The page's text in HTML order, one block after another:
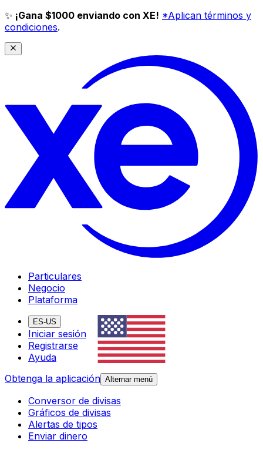
✨ ¡Gana $1000 enviando con XE! *Aplican términos y
condiciones.
Particulares
Negocio
Plataforma
ES-US
Iniciar sesión
Registrarse
Ayuda
Obtenga la aplicación Alternar menú
Conversor de divisas
Gráficos de divisas
Alertas de tipos
Enviar dinero